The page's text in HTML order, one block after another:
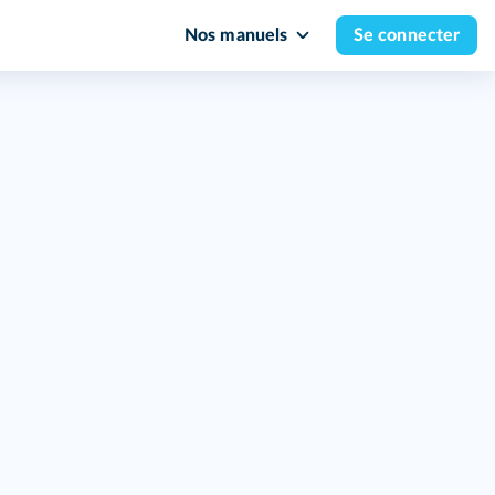
Nos manuels Se connecter